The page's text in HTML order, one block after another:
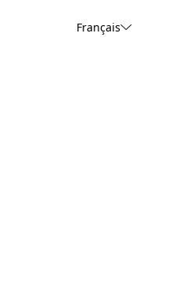
Français